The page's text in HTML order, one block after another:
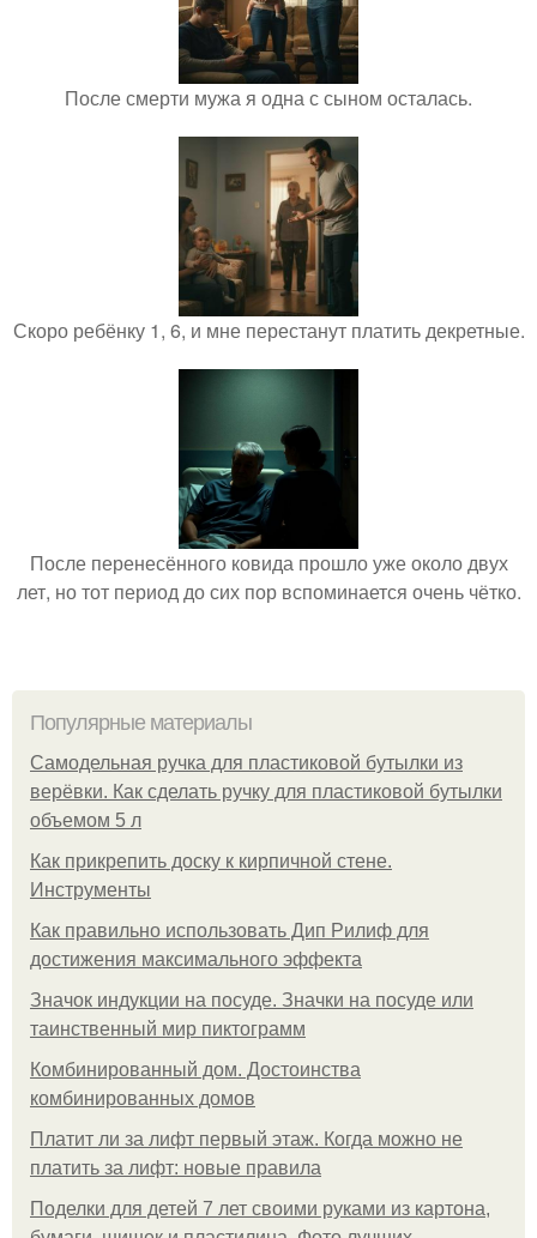
После смерти мужа я одна с сыном осталась.
Скоро ребёнку 1, 6, и мне перестанут платить декретные.
После перенесённого ковида прошло уже около двух
лет, но тот период до сих пор вспоминается очень чётко.
Популярные материалы
Самодельная ручка для пластиковой бутылки из
верёвки. Как сделать ручку для пластиковой бутылки
объемом 5 л
Как прикрепить доску к кирпичной стене.
Инструменты
Как правильно использовать Дип Рилиф для
достижения максимального эффекта
Значок индукции на посуде. Значки на посуде или
таинственный мир пиктограмм
Комбинированный дом. Достоинства
комбинированных домов
Платит ли за лифт первый этаж. Когда можно не
платить за лифт: новые правила
Поделки для детей 7 лет своими руками из картона,